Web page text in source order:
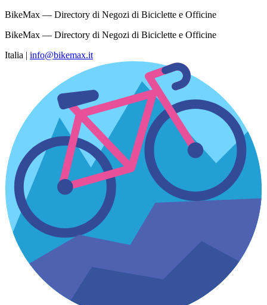
BikeMax — Directory di Negozi di Biciclette e Officine
BikeMax — Directory di Negozi di Biciclette e Officine
Italia | info@bikemax.it